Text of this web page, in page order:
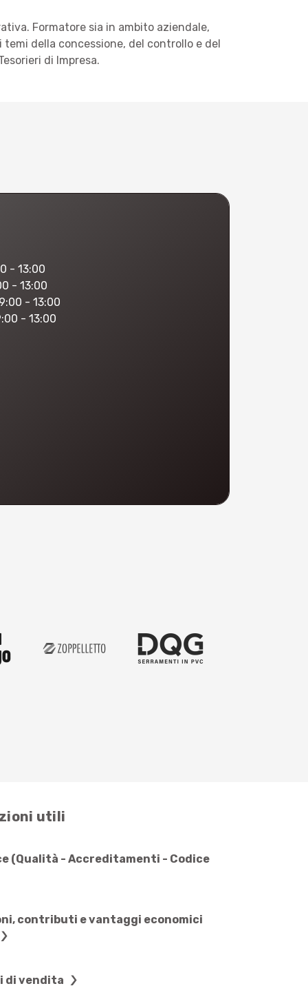
Formatore sia in ambito aziendale,
della concessione, del controllo e del
di Impresa.
- 13:00
- 13:00
- 13:00
- 13:00
utili
(Qualità - Accreditamenti - Codice
contributi e vantaggi economici
di vendita